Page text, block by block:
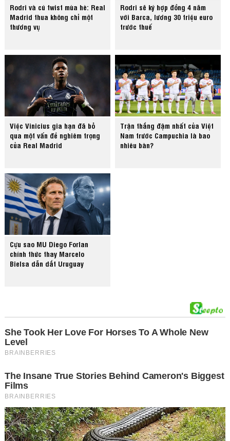
Rodri và cú twist mùa hè: Real
Madrid thua không chỉ một
thương vụ
Rodri sẽ ký hợp đồng 4 năm
với Barca, lương 30 triệu euro
trước thuế
Việc Vinicius gia hạn đã bỏ
qua một vấn đề nghiêm trọng
của Real Madrid
Trận thắng đậm nhất của Việt
Nam trước Campuchia là bao
nhiêu bàn?
Cựu sao MU Diego Forlan
chính thức thay Marcelo
Bielsa dẫn dắt Uruguay